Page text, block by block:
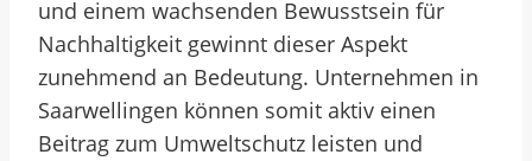
und einem wachsenden Bewusstsein für
Nachhaltigkeit gewinnt dieser Aspekt
zunehmend an Bedeutung. Unternehmen in
Saarwellingen können somit aktiv einen
Beitrag zum Umweltschutz leisten und